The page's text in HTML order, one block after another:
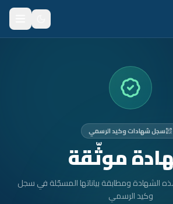
سجل شهادات وكيد الرسمي
موثّقة
الشهادة ومطابقة بياناتها المسجّلة في سجل
وكيد الرسمي